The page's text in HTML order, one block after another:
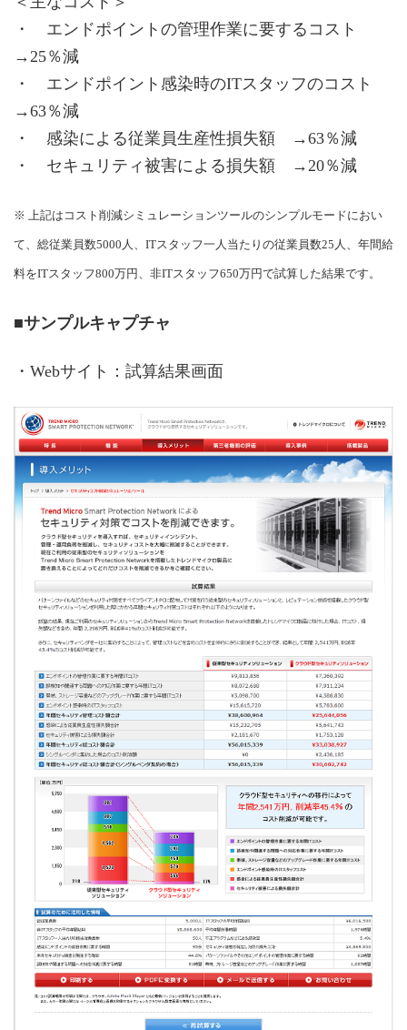
・ エンドポイントの管理作業に要するコスト
→25％減
・ エンドポイント感染時のITスタッフのコスト
→63％減
・ 感染による従業員生産性損失額 →63％減
・ セキュリティ被害による損失額 →20％減
※ 上記はコスト削減シミュレーションツールのシンプルモードにおい
て、総従業員数5000人、ITスタッフ一人当たりの従業員数25人、年間給
料をITスタッフ800万円、非ITスタッフ650万円で試算した結果です。
■サンプルキャプチャ
・Webサイト：試算結果画面